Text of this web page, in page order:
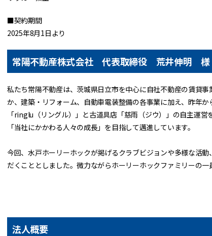
■契約期間
2025年8月1日より
常陽不動産株式会社 代表取締役 荒井伸明 様
私たち常陽不動産は、茨城県日立市を中心に自社不動産の賃貸
か、建築・リフォーム、自動車電装整備の各事業に加え、昨年
「ringlu（リングル）」と古道具店「慈雨（ジウ）」の自主運
「当社にかかわる人々の成長」を目指して邁進しています。
今回、水戸ホーリーホックが掲げるクラブビジョンや多様な活
だくこととしました。微力ながらホーリーホックファミリーの
法人概要